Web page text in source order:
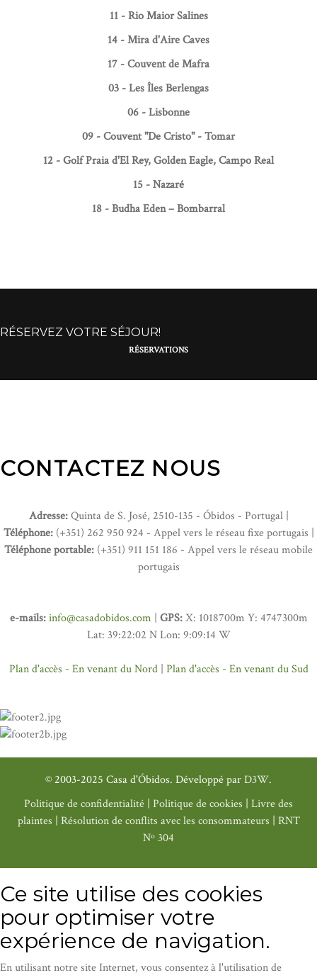
11 - Rio Maior Salines
14 - Mira d'Aire Caves
17 - Couvent de Mafra
03 - Les Îles Berlengas
06 - Lisbonne
09 - Couvent "De Cristo" - Tomar
12 - Golf Praia d'El Rey, Golden Eagle, Campo Real
15 - Nazaré
18 - Budha Eden – Bombarral
RÉSERVEZ VOTRE SÉJOUR!
RÉSERVATIONS
CONTACTEZ NOUS
Adresse:Quinta de S. José, 2510-135 - Óbidos - Portugal |
Téléphone:(+351) 262 950 924 - Appel vers le réseau fixe portugais |
Téléphone portable: (+351) 911 151 186 - Appel vers le réseau mobile
portugais
e-mails: info@casadobidos.com | GPS:X: 1018700m Y: 4747300m
Lat: 39:22:02 N Lon: 9:09:14 W
Plan d'accès - En venant du Nord| Plan d'accès - En venant du Sud
© 2003-2025 Casa d'Óbidos. Développé parD3W.
Politique de confidentialité | Politique de cookies | Livre des
plaintes | Résolution de conflits avec les consommateurs | RNT
Nº 304
Ce site utilise des cookies
pour optimiser votre
expérience de navigation.
En utilisant notre site Internet, vous consentez à l'utilisation de